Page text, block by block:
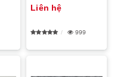
Liên hệ
999